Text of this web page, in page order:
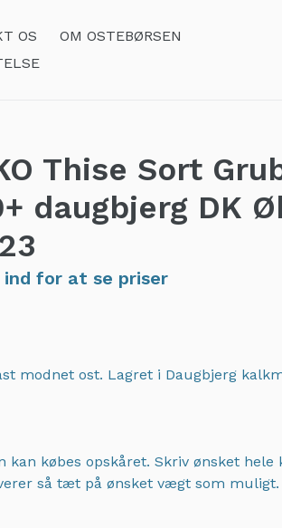
OS
OM OSTEBØRSEN
Thise Sort
daugbjerg DK
ind for at se priser
modnet ost. Lagret i Daugbjerg
kan købes opskåret. Skriv ønsket
så tæt på ønsket vægt som muligt.